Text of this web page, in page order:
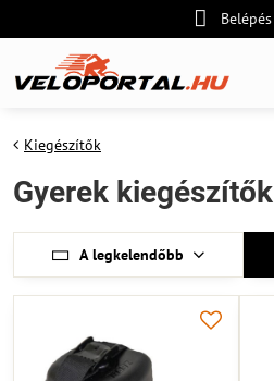
Belépés
Kiegészítők
Gyerek kiegészítők
A legkelendőbb